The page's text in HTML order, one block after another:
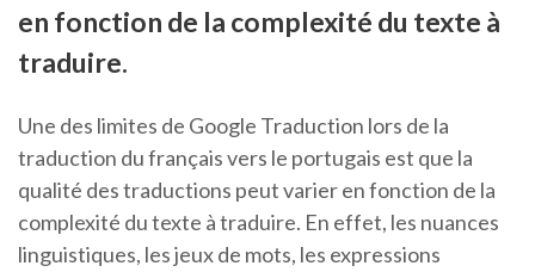
en fonction de la complexité du texte à
traduire.
Une des limites de Google Traduction lors de la
traduction du français vers le portugais est que la
qualité des traductions peut varier en fonction de la
complexité du texte à traduire. En effet, les nuances
linguistiques, les jeux de mots, les expressions